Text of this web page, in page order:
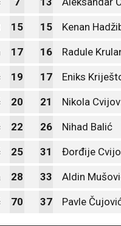
15 15 Kenan
17 16 Radule
19 17 Eniks
20 21 Nikola
22 26 Nihad Balić
25 31 Đorđije
28 33 Aldin
70 37 Pavle